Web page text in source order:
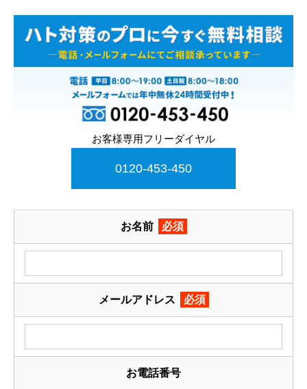
お客様専用フリーダイヤル
0120-453-450
お名前 必須
メールアドレス 必須
お電話番号